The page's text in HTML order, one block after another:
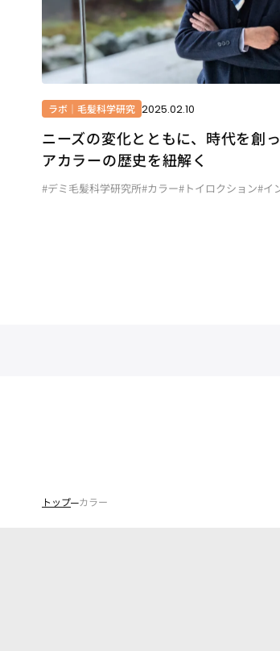
ラボ｜毛髪科学研究 2025.02.10
ニーズの変化とともに、時代を創
アカラーの歴史を紐解く
#デミ毛髪科学研究所#カラー#トイロクション#イ
トップ カラー